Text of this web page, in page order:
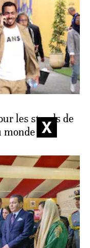
les stands de
monde